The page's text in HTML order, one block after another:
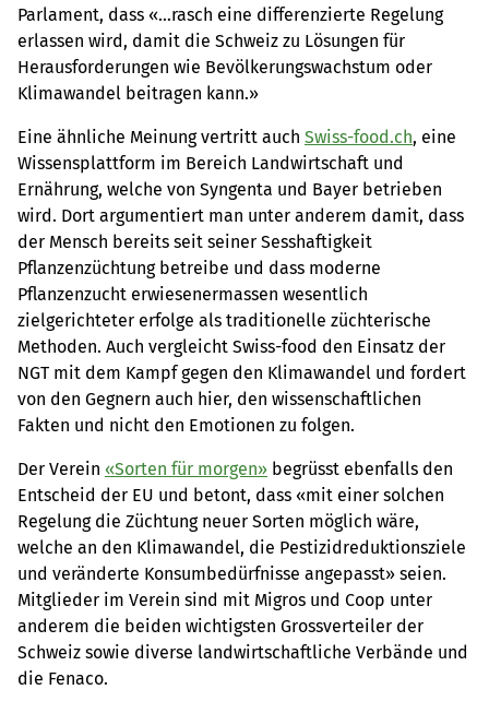
Parlament, dass «…rasch eine differenzierte Regelung
erlassen wird, damit die Schweiz zu Lösungen für
Herausforderungen wie Bevölkerungswachstum oder
Klimawandel beitragen kann.»
Eine ähnliche Meinung vertritt auch Swiss-food.ch, eine
Wissensplattform im Bereich Landwirtschaft und
Ernährung, welche von Syngenta und Bayer betrieben
wird. Dort argumentiert man unter anderem damit, dass
der Mensch bereits seit seiner Sesshaftigkeit
Pflanzenzüchtung betreibe und dass moderne
Pflanzenzucht erwiesenermassen wesentlich
zielgerichteter erfolge als traditionelle züchterische
Methoden. Auch vergleicht Swiss-food den Einsatz der
NGT mit dem Kampf gegen den Klimawandel und fordert
von den Gegnern auch hier, den wissenschaftlichen
Fakten und nicht den Emotionen zu folgen.
Der Verein «Sorten für morgen» begrüsst ebenfalls den
Entscheid der EU und betont, dass «mit einer solchen
Regelung die Züchtung neuer Sorten möglich wäre,
welche an den Klimawandel, die Pestizidreduktionsziele
und veränderte Konsumbedürfnisse angepasst» seien.
Mitglieder im Verein sind mit Migros und Coop unter
anderem die beiden wichtigsten Grossverteiler der
Schweiz sowie diverse landwirtschaftliche Verbände und
die Fenaco.